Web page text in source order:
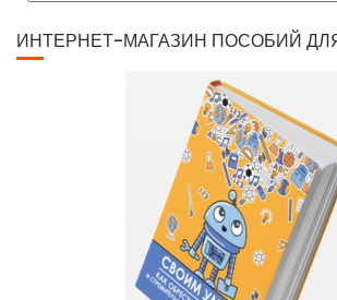
ИНТЕРНЕТ-МАГАЗИН ПОСОБИЙ